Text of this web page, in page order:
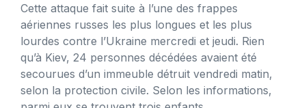
Cette attaque fait suite à l’une des frappes
aériennes russes les plus longues et les plus
lourdes contre l’Ukraine mercredi et jeudi. Rien
qu’à Kiev, 24 personnes décédées avaient été
secourues d’un immeuble détruit vendredi matin,
selon la protection civile. Selon les informations,